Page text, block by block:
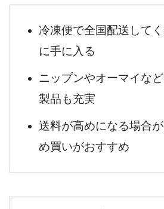
冷凍便で全国配送して
に手に入る
ニップンやオーマイな
製品も充実
送料が高めになる場合
め買いがおすすめ